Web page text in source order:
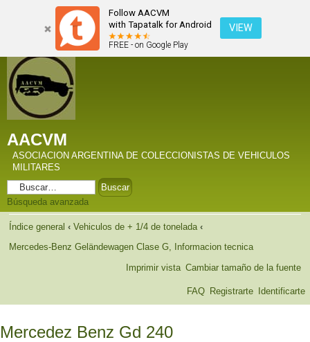
Follow AACVM
with Tapatalk for Android
FREE - on Google Play
VIEW
AACVM
ASOCIACION ARGENTINA DE COLECCIONISTAS DE VEHICULOS
MILITARES
Búsqueda avanzada
Índice general ‹ Vehiculos de + 1/4 de tonelada ‹
Mercedes-Benz Geländewagen Clase G, Informacion tecnica
Cambiar tamaño de la fuente
Imprimir vista
FAQ Registrarte Identificarte
Mercedez Benz Gd 240